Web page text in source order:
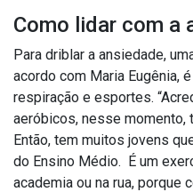
Como lidar com a
Para driblar a ansiedade,
acordo com Maria Eugênia,
respiração e esportes.
aeróbicos, nesse momento,
Então, tem muitos jovens
do Ensino Médio. É um
academia ou na rua, porque